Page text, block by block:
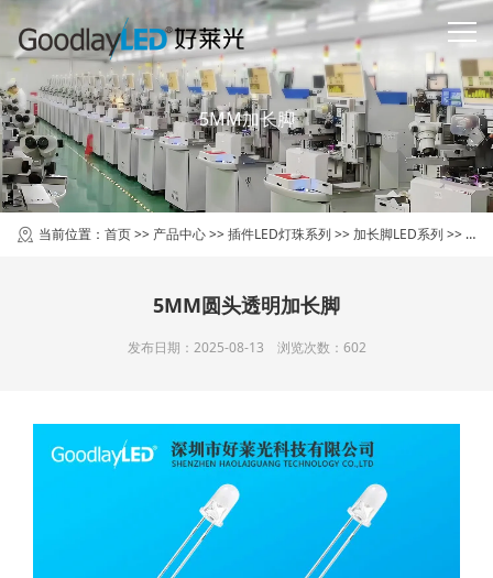
5MM加长脚
当前位置： 首页>> 产品中心>>插件LED灯珠系列>>加长脚LED系列>>
5MM圆头透明加长脚
发布日期：2025-08-13 浏览次数： 602